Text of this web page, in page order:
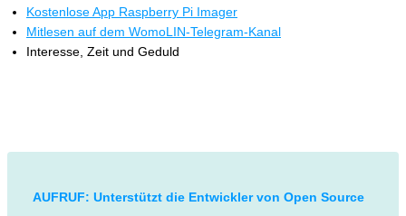
Kostenlose App Raspberry Pi Imager
Mitlesen auf dem WomoLIN-Telegram-Kanal
Interesse, Zeit und Geduld
AUFRUF: Unterstützt die Entwickler von Open Source